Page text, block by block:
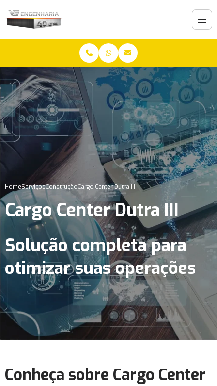
HomeServiçosConstruçãoCargo Center Dutra III
Cargo Center Dutra III
Solução completa para
otimizar suas operações
Conheça sobre Cargo Center